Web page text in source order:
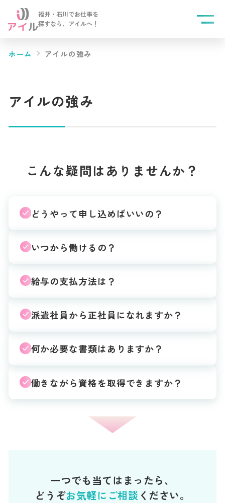
福井・石川でお仕事を
探すなら、 アイルへ！
ホーム アイルの強み
アイルの強み
こんな疑問はありませんか？
どうやって申し込めばいいの？
いつから働けるの？
給与の支払方法は？
派遣社員から正社員になれますか？
何か必要な書類はありますか？
働きながら資格を取得できますか？
一つでも当てはまったら、
どうぞお気軽にご相談 ください。